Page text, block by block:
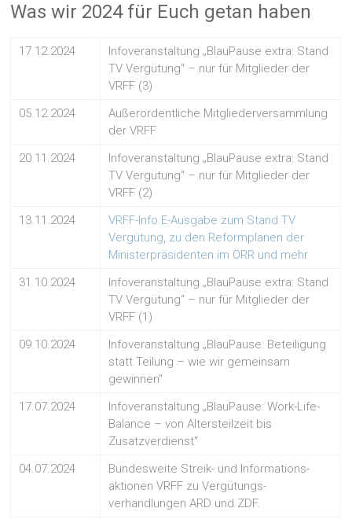
Was wir 2024 für Euch getan haben
17.12.2024
Infoveranstaltung „BlauPause extra: Stand
TV Vergütung“ – nur für Mitglieder der
VRFF (3)
05.12.2024
Außerordentliche Mitgliederversammlung
der VRFF
20.11.2024
Infoveranstaltung „BlauPause extra: Stand
TV Vergütung“ – nur für Mitglieder der
VRFF (2)
13.11.2024
VRFF-Info E-Ausgabe zum Stand TV
Vergütung, zu den Reformplänen der
Ministerpräsidenten im ÖRR und mehr
31.10.2024
Infoveranstaltung „BlauPause extra: Stand
TV Vergütung“ – nur für Mitglieder der
VRFF (1)
09.10.2024
Infoveranstaltung „BlauPause: Beteiligung
statt Teilung – wie wir gemeinsam
gewinnen“
17.07.2024
Infoveranstaltung „BlauPause: Work-Life-
Balance – von Altersteilzeit bis
Zusatzverdienst“
04.07.2024
Bundesweite Streik- und Informations-
aktionen VRFF zu Vergütungs-
verhandlungen ARD und ZDF.